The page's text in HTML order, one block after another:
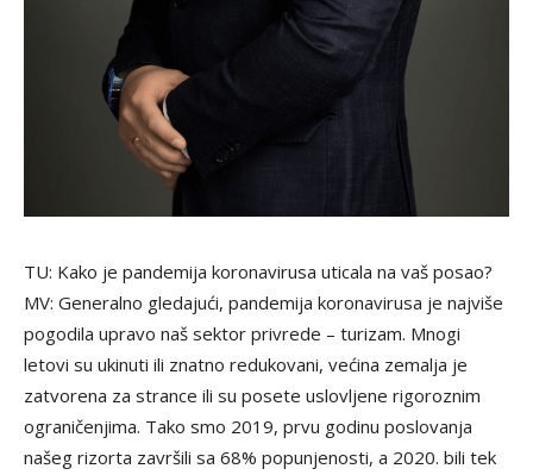
TU: Kako je pandemija koronavirusa uticala na vaš posao?
MV: Generalno gledajući, pandemija koronavirusa je najviše
pogodila upravo naš sektor privrede – turizam. Mnogi
letovi su ukinuti ili znatno redukovani, većina zemalja je
zatvorena za strance ili su posete uslovljene rigoroznim
ograničenjima. Tako smo 2019, prvu godinu poslovanja
našeg rizorta završili sa 68% popunjenosti, a 2020. bili tek